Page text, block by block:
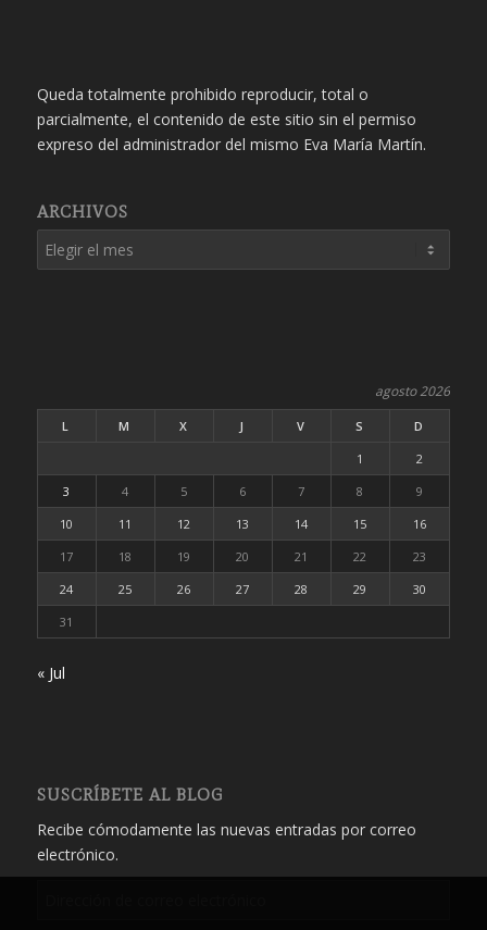
Queda totalmente prohibido reproducir, total o
parcialmente, el contenido de este sitio sin el permiso
expreso del administrador del mismo Eva María Martín.
ARCHIVOS
agosto 2026
L M X J V S
D
1
2
3
4 5 6 7 8
9
10
11 12 13 14 15
16
17
18 19 20 21 22
23
24
25 26 27 28 29
30
31
« Jul
SUSCRÍBETE AL BLOG
Recibe cómodamente las nuevas entradas por correo
electrónico.